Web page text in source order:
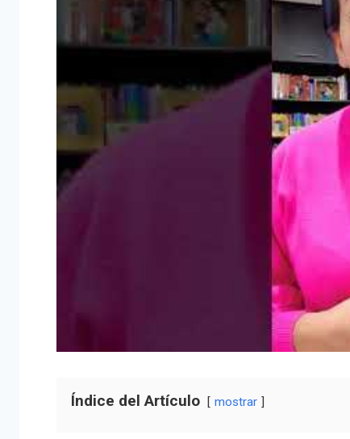
Índice del Artículo mostrar